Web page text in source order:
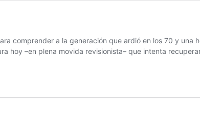
comprender a la generación que ardió en los 70 y
hoy –en plena movida revisionista– que intenta